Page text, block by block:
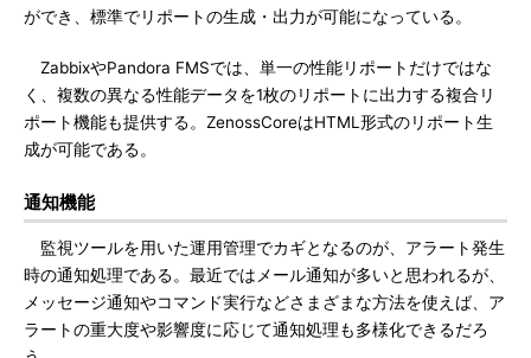
ができ、標準でリポートの生成・出力が可能になっている。
ZabbixやPandora FMSでは、単一の性能リポートだけではな
く、複数の異なる性能データを1枚のリポートに出力する複合リ
ポート機能も提供する。ZenossCoreはHTML形式のリポート生
成が可能である。
通知機能
監視ツールを用いた運用管理でカギとなるのが、アラート発生
時の通知処理である。最近ではメール通知が多いと思われるが、
メッセージ通知やコマンド実行などさまざまな方法を使えば、ア
ラートの重大度や影響度に応じて通知処理も多様化できるだろ